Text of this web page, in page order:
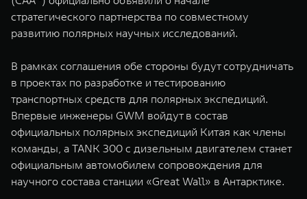
WEY 07
от 6 149 000 ₽ от 5 699
стратегического партнерства по совместному
развитию полярных научных исследований.
В рамках соглашения обе стороны будут сотрудничать
в проектах по разработке и тестированию
транспортных средств для полярных экспедиций.
Впервые инженеры GWM войдут в состав
официальных полярных экспедиций Китая как члены
команды, а TANK 300 с дизельным двигателем станет
официальным автомобилем сопровождения для
научного состава станции «Great Wall» в Антарктике.